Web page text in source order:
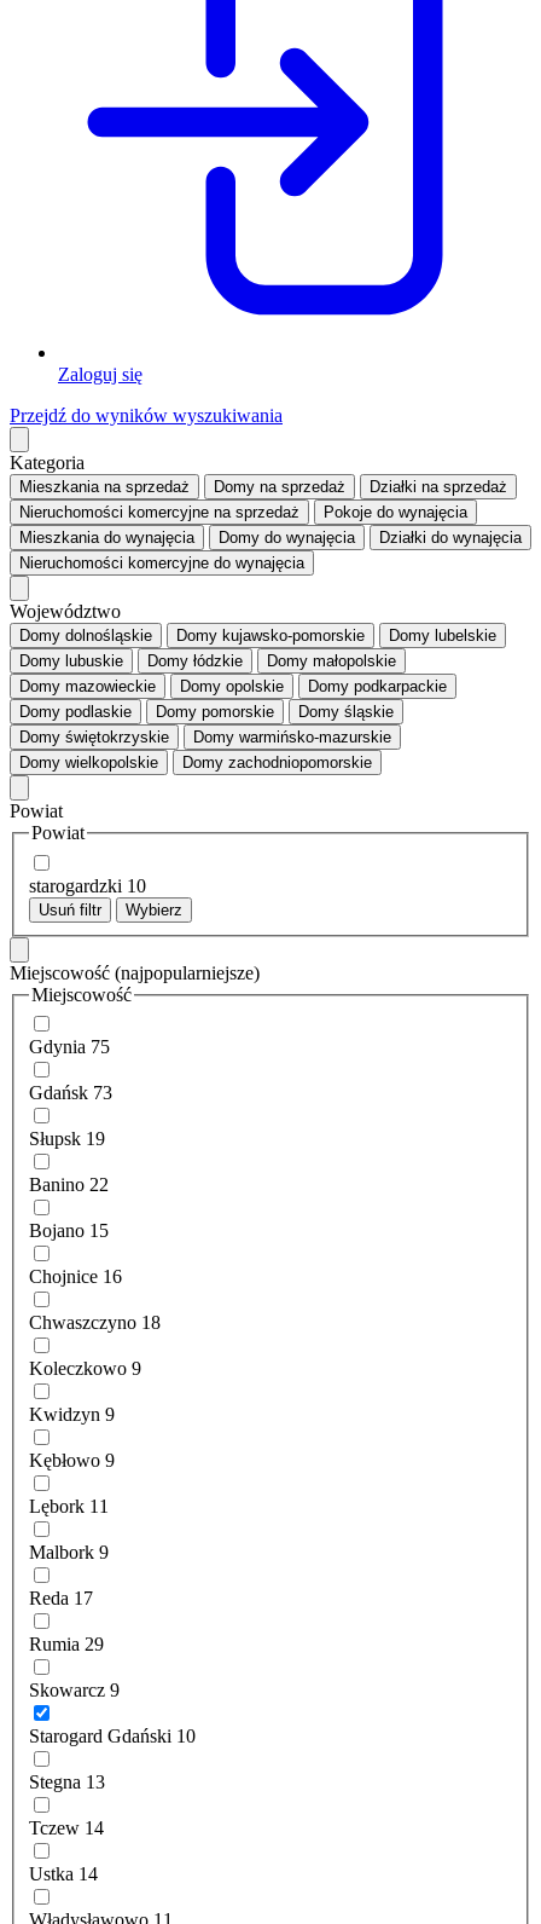
Zaloguj się
Przejdź do wyników wyszukiwania
Kategoria
Mieszkaniana sprzedaż Domy na sprzedaż Działki na sprzedaż
Nieruchomości komercyjne na sprzedaż Pokoje do wynajęcia
Mieszkaniado wynajęcia Domy do wynajęcia Działki do wynajęcia
Nieruchomości komercyjne do wynajęcia
Województwo
Domy dolnośląskie Domy kujawsko-pomorskie
Domy lubelskie
Domy lubuskie
Domy łódzkie
Domy małopolskie
Domy mazowieckie
Domy opolskie
Domy podkarpackie
Domy podlaskie
Domy pomorskie
Domy śląskie
Domy świętokrzyskie
Domy warmińsko-mazurskie
Domy wielkopolskie
Domy zachodniopomorskie
Powiat
Powiat
starogardzki 10
Usuń filtr Wybierz
Miejscowość (najpopularniejsze)
Miejscowość
Gdynia 75
Gdańsk 73
Słupsk 19
Banino 22
Bojano 15
Chojnice 16
Chwaszczyno 18
Koleczkowo 9
Kwidzyn 9
Kębłowo 9
Lębork 11
Malbork 9
Reda 17
Rumia 29
Skowarcz 9
Starogard Gdański 10
Stegna 13
Tczew 14
Ustka 14